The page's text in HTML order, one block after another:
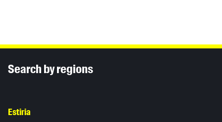
Search by regions
Estiria